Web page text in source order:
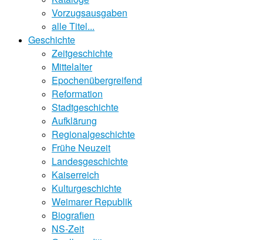
Vorzugsausgaben
alle Titel...
Geschichte
Zeitgeschichte
Mittelalter
Epochenübergreifend
Reformation
Stadtgeschichte
Aufklärung
Regionalgeschichte
Frühe Neuzeit
Landesgeschichte
Kaiserreich
Kulturgeschichte
Weimarer Republik
Biografien
NS-Zeit